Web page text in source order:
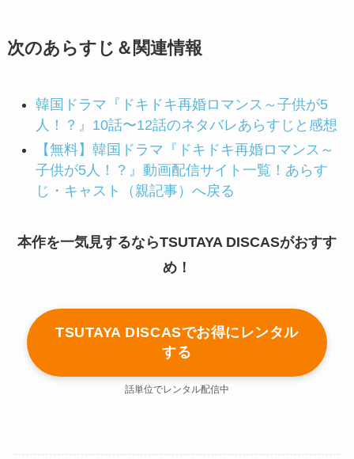
次のあらすじ＆関連情報
韓国ドラマ『ドキドキ再婚ロマンス～子供が5
人！？』10話〜12話のネタバレあらすじと感想
【無料】韓国ドラマ『ドキドキ再婚ロマンス～
子供が5人！？』動画配信サイト一覧！あらす
じ・キャスト（親記事）へ戻る
本作を一気見するならTSUTAYA DISCASがおすす
め！
TSUTAYA DISCASでお得にレンタル
する
話単位でレンタル配信中